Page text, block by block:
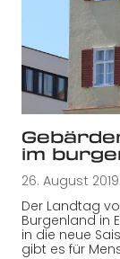
im
26. August 2019
Der Landtag
Burgenland in
in die neue
gibt es für